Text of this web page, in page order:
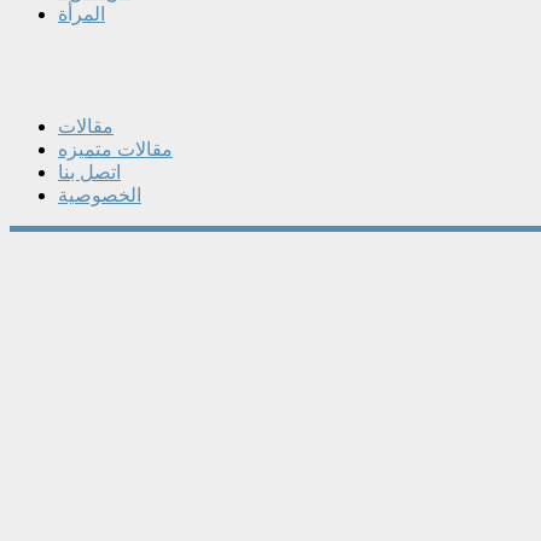
المرأة
مقالات
مقالات متميزه
اتصل بنا
الخصوصية